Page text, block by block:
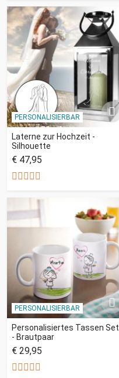
PERSONALISIERBAR
Laterne zur Hochzeit -
Silhouette
€ 47,95
PERSONALISIERBAR
Personalisiertes Tassen Set
- Brautpaar
€ 29,95